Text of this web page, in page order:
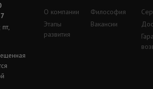
О компании
Этапы
развития
Философия
Вакансии